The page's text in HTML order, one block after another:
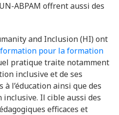
ABPAM offrent aussi des
and Inclusion (HI) ont
pour la formation
pratique traite notamment
inclusive et de ses
l’éducation ainsi que des
Il cible aussi des
efficaces et